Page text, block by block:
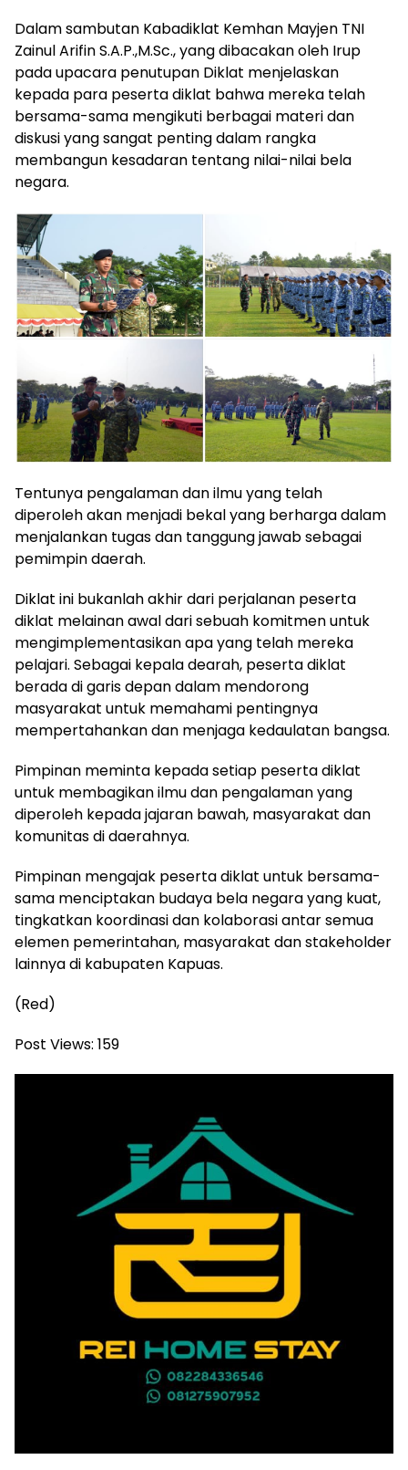
Dalam sambutan Kabadiklat Kemhan Mayjen TNI
Zainul Arifin S.A.P.,M.Sc., yang dibacakan oleh Irup
pada upacara penutupan Diklat menjelaskan
kepada para peserta diklat bahwa mereka telah
bersama-sama mengikuti berbagai materi dan
diskusi yang sangat penting dalam rangka
membangun kesadaran tentang nilai-nilai bela
negara.
Tentunya pengalaman dan ilmu yang telah
diperoleh akan menjadi bekal yang berharga dalam
menjalankan tugas dan tanggung jawab sebagai
pemimpin daerah.
Diklat ini bukanlah akhir dari perjalanan peserta
diklat melainan awal dari sebuah komitmen untuk
mengimplementasikan apa yang telah mereka
pelajari. Sebagai kepala dearah, peserta diklat
berada di garis depan dalam mendorong
masyarakat untuk memahami pentingnya
mempertahankan dan menjaga kedaulatan bangsa.
Pimpinan meminta kepada setiap peserta diklat
untuk membagikan ilmu dan pengalaman yang
diperoleh kepada jajaran bawah, masyarakat dan
komunitas di daerahnya.
Pimpinan mengajak peserta diklat untuk bersama-
sama menciptakan budaya bela negara yang kuat,
tingkatkan koordinasi dan kolaborasi antar semua
elemen pemerintahan, masyarakat dan stakeholder
lainnya di kabupaten Kapuas.
(Red)
Post Views: 159